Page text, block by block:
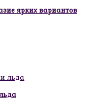
ярких вариантов